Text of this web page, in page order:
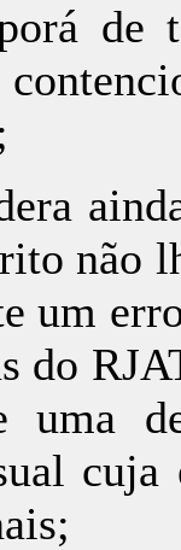
de
não
um
do
uma